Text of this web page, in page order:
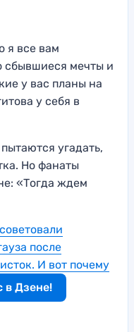
я все вам
сбывшиеся мечты и
у вас планы на
у себя в
угадать,
Но фанаты
«Тогда ждем
после
И вот почему
в Дзене!